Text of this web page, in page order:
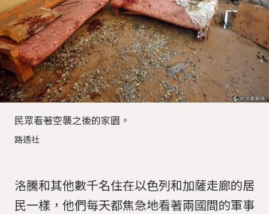
民眾看著空襲之後的家園。
路透社
洛騰和其他數千名住在以色列和加薩走廊的居
民一樣，他們每天都焦急地看著兩國間的軍事